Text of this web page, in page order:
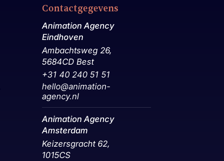
Contactgegevens
Animation Agency
Eindhoven
Ambachtsweg 26,
5684CD Best
+31 40 240 51 51
hello@animation-
agency.nl
Animation Agency
Amsterdam
Keizersgracht 62,
1015CS